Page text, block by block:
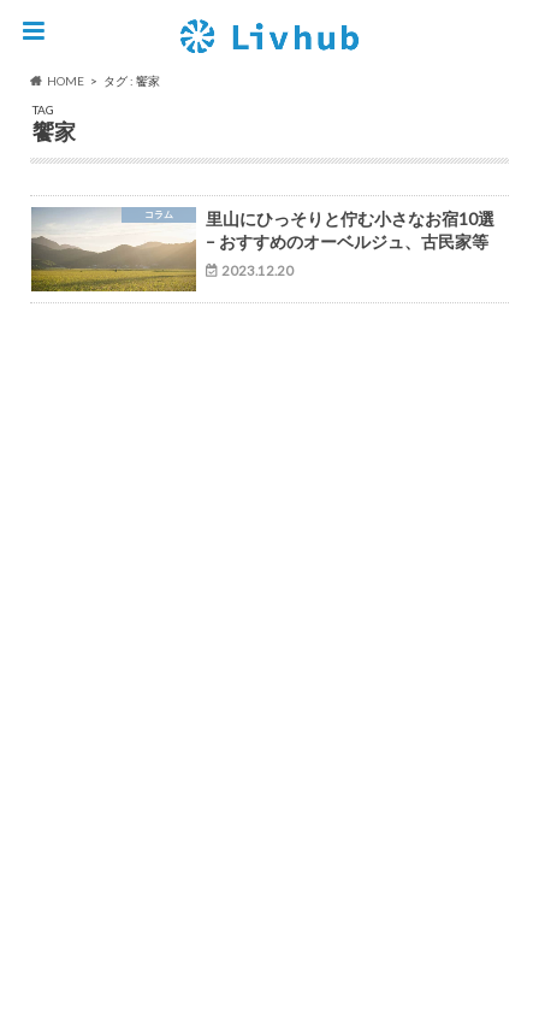
HOME
タグ : 饗家
TAG
饗家
コラム
里山にひっそりと佇む小さなお宿10選
– おすすめのオーベルジュ、古民家等
2023.12.20